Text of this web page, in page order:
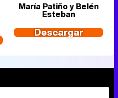
María Patiño y Belén
Esteban
Descargar